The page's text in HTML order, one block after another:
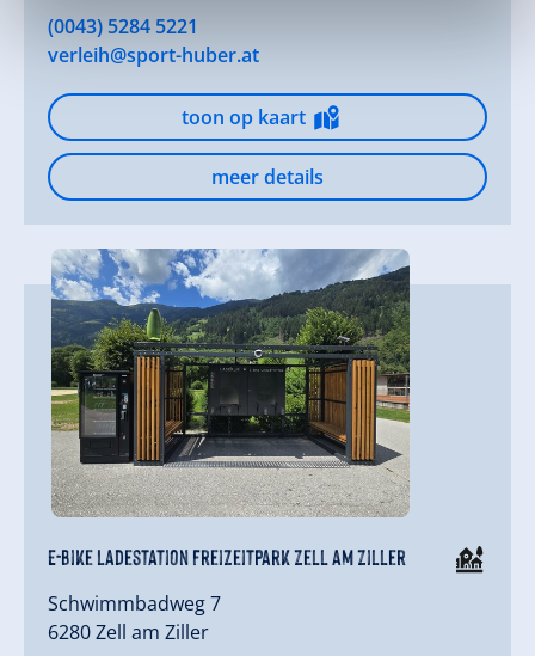
(0043) 5284 5221
verleih@sport-huber.at
toon op kaart
meer details
E-Bike Ladestation Freizeitpark Zell am Ziller
Schwimmbadweg 7
6280 Zell am Ziller